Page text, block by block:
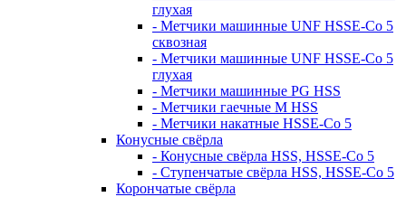
глухая
- Метчики машинные UNF HSSE-Co 5
сквозная
- Метчики машинные UNF HSSE-Co 5
глухая
- Метчики машинные PG HSS
- Метчики гаечные M HSS
- Метчики накатные HSSE-Co 5
Конусные свёрла
- Конусные свёрла HSS, HSSE-Co 5
- Ступенчатые свёрла HSS, HSSE-Co 5
Корончатые свёрла